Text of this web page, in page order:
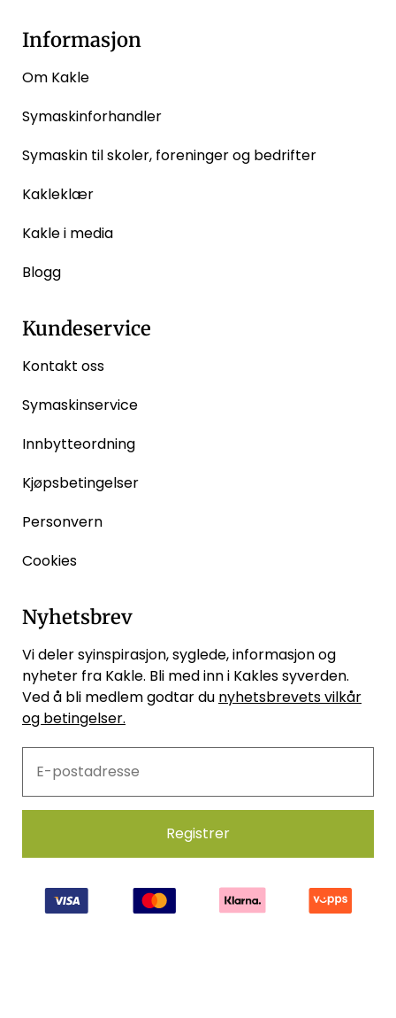
Informasjon
Om Kakle
Symaskinforhandler
Symaskin til skoler, foreninger og bedrifter
Kakleklær
Kakle i media
Blogg
Kundeservice
Kontakt oss
Symaskinservice
Innbytteordning
Kjøpsbetingelser
Personvern
Cookies
Nyhetsbrev
Vi deler syinspirasjon, syglede, informasjon og
nyheter fra Kakle. Bli med inn i Kakles syverden.
Ved å bli medlem godtar du nyhetsbrevets vilkår
og betingelser.